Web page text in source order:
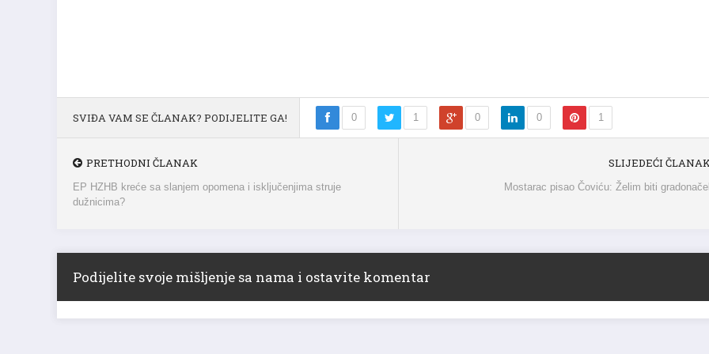
SVIĐA VAM SE ČLANAK? PODIJELITE GA! 0 1 0 0 1
PRETHODNI ČLANAK
EP HZHB kreće sa slanjem opomena i isključenjima struje
dužnicima?
SLIJEDEĆI ČLANAK
Mostarac pisao Čoviću: Želim biti
Podijelite svoje mišljenje sa nama i ostavite komentar